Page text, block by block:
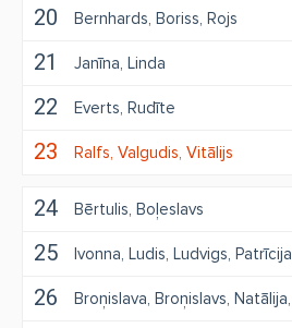
20 Bernhards Boriss Rojs
21 Janīna Linda
22 Everts Rudīte
23 Ralfs Valgudis Vitālijs
24 Bērtulis Boļeslavs
25 Ivonna Ludis Ludvigs Patrīcija
26 Broņislava Broņislavs Natālija